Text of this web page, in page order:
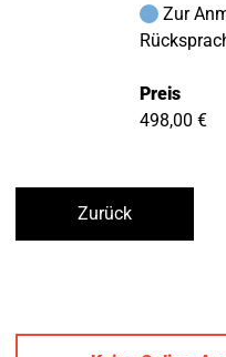
Zur
Preis
498,00 €
Zurück